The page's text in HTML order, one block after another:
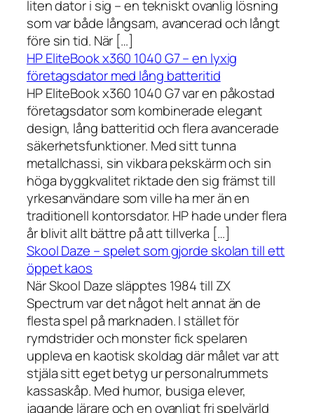
liten dator i sig – en tekniskt ovanlig lösning
som var både långsam, avancerad och långt
före sin tid. När […]
HP EliteBook x360 1040 G7 – en lyxig
företagsdator med lång batteritid
HP EliteBook x360 1040 G7 var en påkostad
företagsdator som kombinerade elegant
design, lång batteritid och flera avancerade
säkerhetsfunktioner. Med sitt tunna
metallchassi, sin vikbara pekskärm och sin
höga byggkvalitet riktade den sig främst till
yrkesanvändare som ville ha mer än en
traditionell kontorsdator. HP hade under flera
år blivit allt bättre på att tillverka […]
Skool Daze – spelet som gjorde skolan till ett
öppet kaos
När Skool Daze släpptes 1984 till ZX
Spectrum var det något helt annat än de
flesta spel på marknaden. I stället för
rymdstrider och monster fick spelaren
uppleva en kaotisk skoldag där målet var att
stjäla sitt eget betyg ur personalrummets
kassaskåp. Med humor, busiga elever,
jagande lärare och en ovanligt fri spelvärld